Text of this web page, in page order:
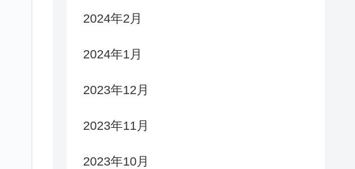
2024年2月
2024年1月
2023年12月
2023年11月
2023年10月